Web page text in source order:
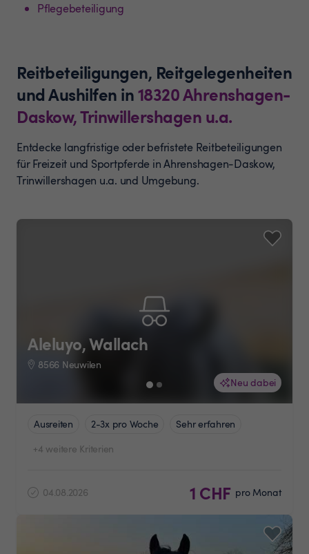
Pflegebeteiligung
Reitbeteiligungen, Reitgelegenheiten
und Aushilfen in18320Ahrenshagen-
Daskow, Trinwillershagen u.a.
Entdecke langfristige oder befristete Reitbeteiligungen
für Freizeit und Sportpferde in Ahrenshagen-Daskow,
Trinwillershagen u.a. und Umgebung.
Neu dabei
Aleluyo, Wallach
8566 Neuwilen
Ausreiten 2-3x pro Woche
Sehr erfahren
+4 weitere Kriterien
04.08.2026 1 CHF pro Monat